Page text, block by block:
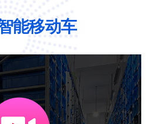
能移动车